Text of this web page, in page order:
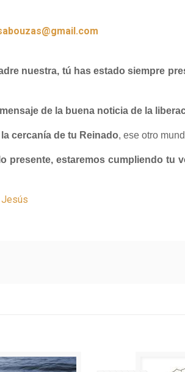
nuestra, tú has estado siempre
de la buena noticia de la
cercanía de tu Reinado, ese otro
presente, estaremos cumpliendo tu